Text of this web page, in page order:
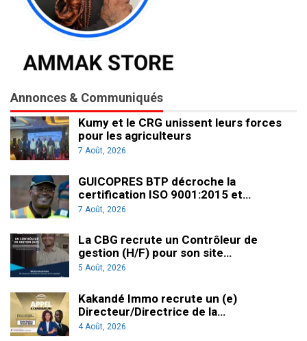
Annonces & Communiqués
Kumy et le CRG unissent leurs forces
pour les agriculteurs
7 Août, 2026
GUICOPRES BTP décroche la
certification ISO 9001:2015 et…
7 Août, 2026
La CBG recrute un Contrôleur de
gestion (H/F) pour son site…
5 Août, 2026
Kakandé Immo recrute un (e)
Directeur/Directrice de la…
4 Août, 2026